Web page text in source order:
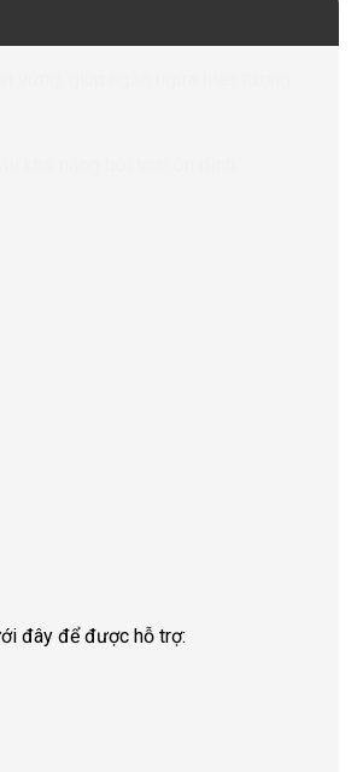
đây để được hỗ trợ: